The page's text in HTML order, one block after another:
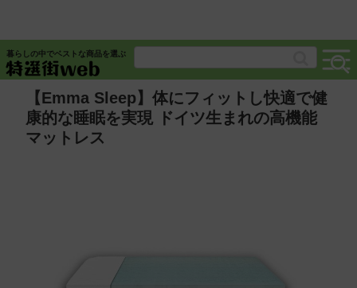
暮らしの中でベストな商品を選ぶ
【Emma Sleep】体にフィットし快適で健
康的な睡眠を実現 ドイツ生まれの高機能
マットレス